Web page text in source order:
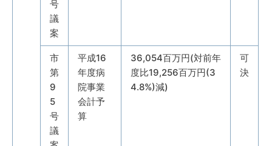
号
議
案
市
第
9
5
号
議
平成16
年度病
院事業
会計予
算
36,054百万円(対前年
度比19,256百万円(3
4.8%)減)
可
決